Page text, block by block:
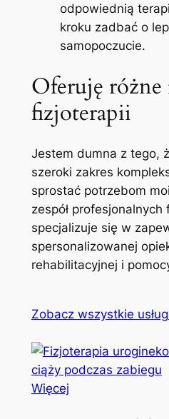
odpowiednią
kroku zadbać o
samopoczucie.
Oferuję różne
fizjoterapii
Jestem dumna z tego,
szeroki zakres
sprostać potrzebom
zespół
specjalizuje się w
spersonalizowanej
rehabilitacyjnej i
Zobacz wszystkie
Więcej